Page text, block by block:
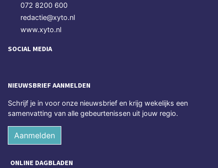
072 8200 600
redactie@xyto.nl
www.xyto.nl
SOCIAL MEDIA
NIEUWSBRIEF AANMELDEN
Schrijf je in voor onze nieuwsbrief en krijg wekelijks een
samenvatting van alle gebeurtenissen uit jouw regio.
Aanmelden
ONLINE DAGBLADEN